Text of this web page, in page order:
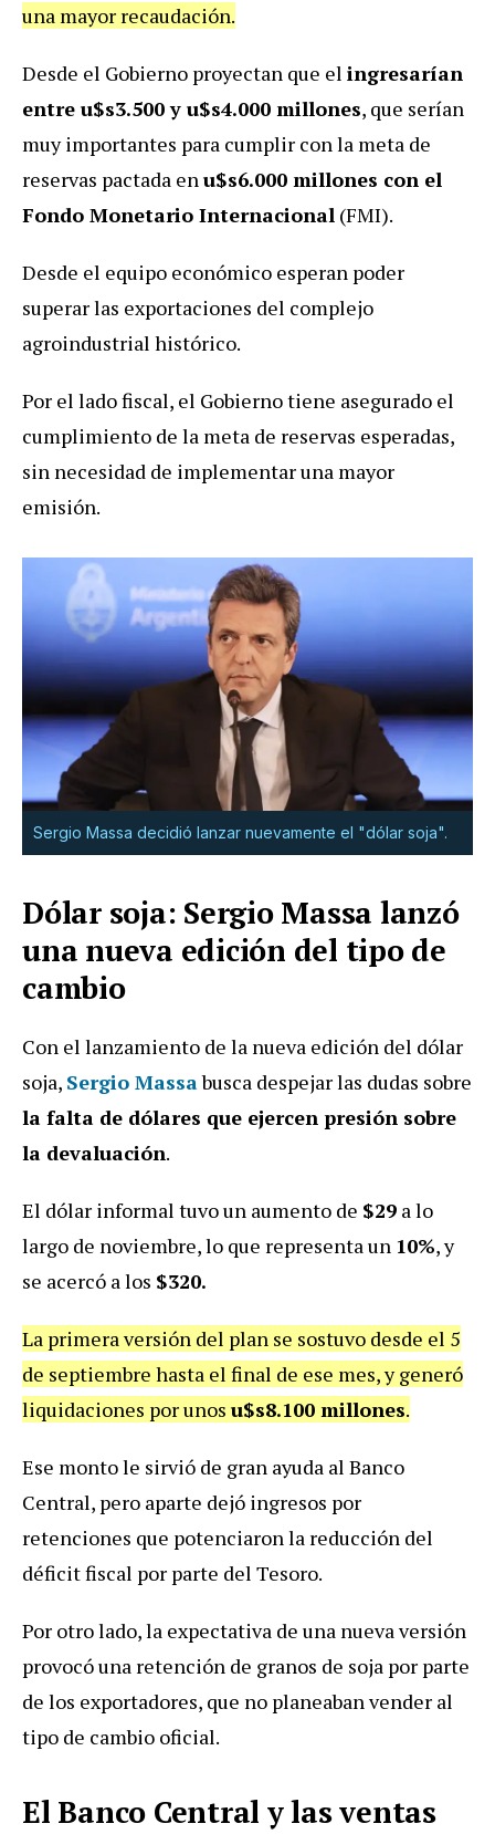
una mayor recaudación.
Desde el Gobierno proyectan que el ingresarían
entre u$s3.500 y u$s4.000 millones, que serían
muy importantes para cumplir con la meta de
reservas pactada enu$s6.000 millones con el
Fondo Monetario Internacional (FMI).
Desde el equipo económico esperan poder
superar las exportaciones del complejo
agroindustrial histórico.
Por el lado fiscal, el Gobierno tiene asegurado el
cumplimiento de la meta de reservas esperadas,
sin necesidad de implementar una mayor
emisión.
Sergio Massa decidió lanzar nuevamente el "dólar soja".
Dólar soja: Sergio Massa lanzó
una nueva edición del tipo de
cambio
Con el lanzamiento de la nueva edición del dólar
soja, Sergio Massabusca despejar las dudas sobre
la falta de dólares que ejercen presión sobre
la devaluación.
El dólar informal tuvo un aumento de $29 a lo
largo de noviembre, lo que representa un 10%, y
se acercó a los $320.
La primera versión del plan se sostuvo desde el 5
de septiembre hasta el final de ese mes, y generó
liquidaciones por unos u$s8.100 millones.
Ese monto le sirvió de gran ayuda al Banco
Central, pero aparte dejó ingresos por
retenciones que potenciaron la reducción del
déficit fiscal por parte del Tesoro.
Por otro lado, la expectativa de una nueva versión
provocó una retención de granos de soja por parte
de los exportadores, que no planeaban vender al
tipo de cambio oficial.
El Banco Central y las ventas